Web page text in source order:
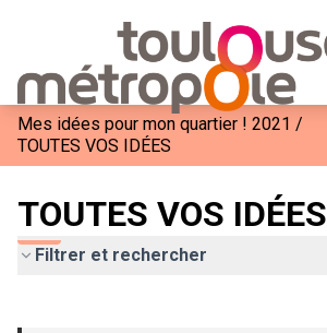
Mes idées pour mon quartier ! 2021 /
TOUTES VOS IDÉES
TOUTES VOS IDÉES
Filtrer et rechercher